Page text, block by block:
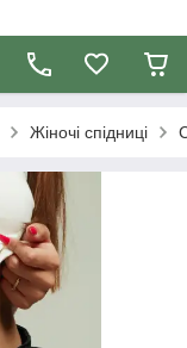
Жіночі спідниці